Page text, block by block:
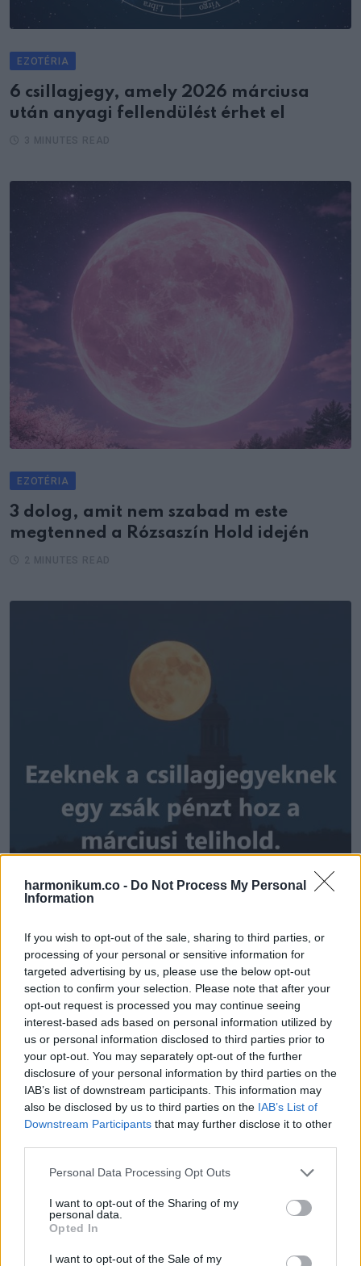
harmonikum.co - Do Not Process My Personal
Information
If you wish to opt-out of the sale, sharing to third parties, or
processing of your personal or sensitive information for
targeted advertising by us, please use the below opt-out
section to confirm your selection. Please note that after your
opt-out request is processed you may continue seeing
interest-based ads based on personal information utilized by
us or personal information disclosed to third parties prior to
your opt-out. You may separately opt-out of the further
disclosure of your personal information by third parties on the
IAB’s list of downstream participants. This information may
also be disclosed by us to third parties on the IAB’s List of
Downstream Participants that may further disclose it to other
Please note that this website/app uses one or more Google
not limited to your visit or usage behaviour. You may click to
grant or deny consent to Google and its third-party tags to
use your data for below specified purposes in below Google
consent section.
Personal Data Processing Opt Outs
I want to opt-out of the Sharing of my
personal data.
Opted In
I want to opt-out of the Sale of my
EZOTÉRIA
6 csillagjegy, amely 2026 márciusa
után anyagi fellendülést érhet el
EZOTÉRIA
3 dolog, amit nem szabad m este
megtenned a Rózsaszín Hold idején
ÉLETMÓD EZOTÉRIA
Ezek a csillagjegyek részesülhetnek a
hatalmas szerencsében:
10 MINUTES READ